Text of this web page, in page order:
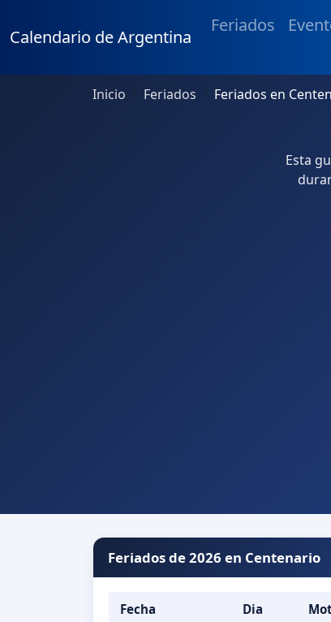
Calendario de Argentina
Feriados
Inicio Feriados Feriados en
Esta
Feriados de 2026 en Centenario
Fecha Dia